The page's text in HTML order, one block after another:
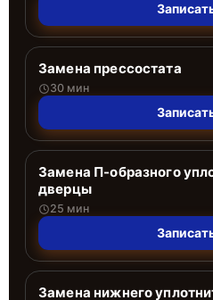
Замена прессостата
30 мин
Замена П-образного
дверцы
25 мин
Замена нижнего